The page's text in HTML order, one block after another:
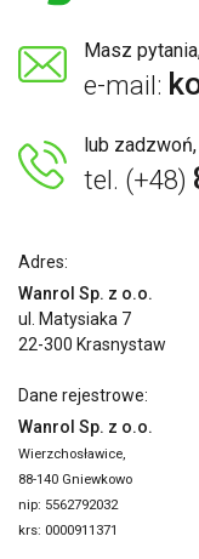
Masz
e-mail:
lub
tel. (+48)
Adres:
Wanrol Sp. z o.o.
ul. Matysiaka 7
22-300 Krasnystaw
Dane rejestrowe:
Wanrol Sp. z o.o.
Wierzchosławice,
88-140 Gniewkowo
nip: 5562792032
krs: 0000911371